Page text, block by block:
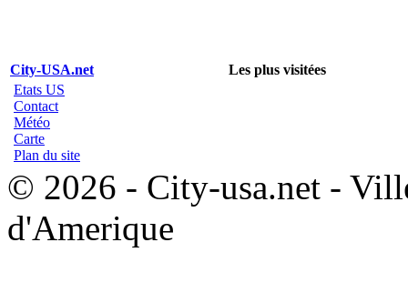
City-USA.net
Les plus visitées
Etats US
Contact
Météo
Carte
Plan du site
© 2026 - City-usa.net -
d'Amerique